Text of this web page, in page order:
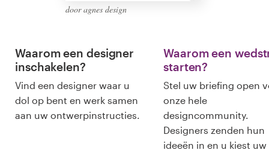
door agnes design
Waarom een designer
inschakelen?
Vind een designer waar u
dol op bent en werk samen
aan uw ontwerpinstructies.
Waarom een
starten?
Stel uw briefing open
onze hele
designcommunity.
Designers zenden hun
ideeën in en u kiest uw
+49 30 568 377 84
Helpcentrum